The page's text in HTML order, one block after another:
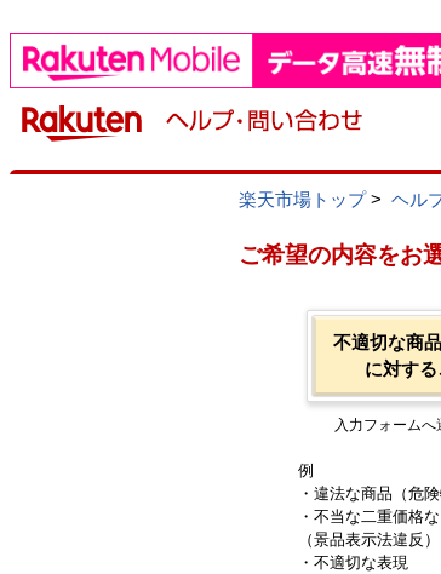
楽天市場トップ> ヘル
ご希望の内容をお
不適切な商
に対す
入力フォームへ
例
・違法な商品（危険
・不当な二重価格
（景品表示法違反）
・不適切な表現